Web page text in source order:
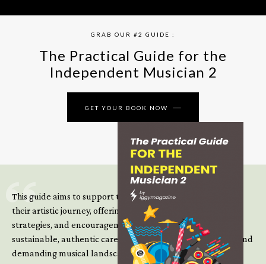
GRAB OUR #2 GUIDE :
The Practical Guide for the
Independent Musician 2
GET YOUR BOOK NOW
This guide aims to support those climbing the next steps of
their artistic journey, offering practical insight, updated
strategies, and encouragement to continue building
sustainable, authentic careers in an increasingly complex and
demanding musical landscape.